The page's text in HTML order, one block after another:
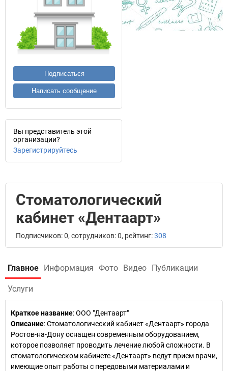
Подписаться
Написать сообщение
Вы представитель этой
организации?
Зарегистрируйтесь
Стоматологический
кабинет «Дентаарт»
Подписчиков: 0, сотрудников: 0, рейтинг:308
Главное Информация Фото Видео Публикации
Услуги
Краткое название:ООО "Дентаарт"
Описание: Стоматологический кабинет «Дентаарт» города
Ростов-на-Дону оснащен современным оборудованием,
которое позволяет проводить лечение любой сложности. В
стоматологическом кабинете «Дентаарт» ведут прием врачи,
имеющие опыт работы с передовыми материалами и